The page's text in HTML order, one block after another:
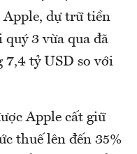
Apple, dự trữ tiền
3 vừa qua đã
7,4 tỷ USD so với
Apple cất giữ
thuế lên đến 35%